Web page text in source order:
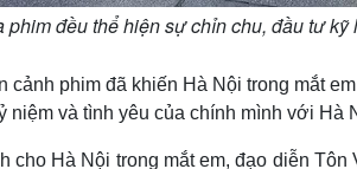
phim đều thể hiện sự chỉn chu, đầu tư
cảnh phim đã khiến Hà Nội trong mắt
niệm và tình yêu của chính mình với Hà
cho Hà Nội trong mắt em, đạo diễn